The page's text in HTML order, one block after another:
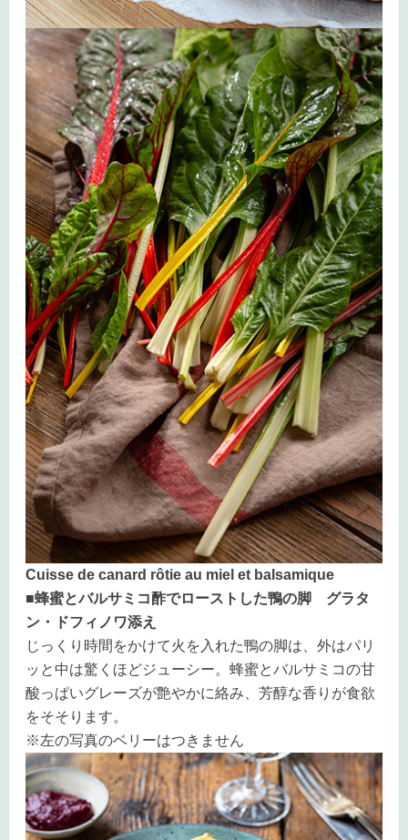
Cuisse de canard rôtie au miel et balsamique
■蜂蜜とバルサミコ酢でローストした鴨の脚 グラタ
ン・ドフィノワ添え
じっくり時間をかけて火を入れた鴨の脚は、外はパリ
ッと中は驚くほどジューシー。蜂蜜とバルサミコの甘
酸っぱいグレーズが艶やかに絡み、芳醇な香りが食欲
をそそります。
※左の写真のベリーはつきません